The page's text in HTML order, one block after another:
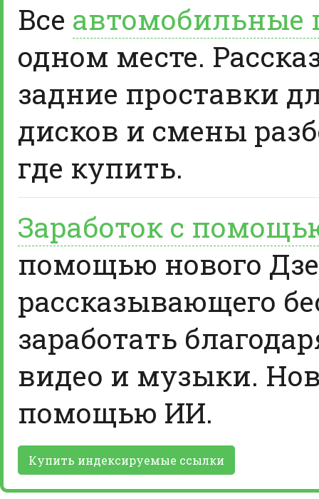
Все автомобильные
одном месте.
задние проставки
дисков и смены
где купить.
Заработок с
помощью нового
рассказывающего
заработать
видео и музыки.
помощью ИИ.
Купить индексируемые ссылки